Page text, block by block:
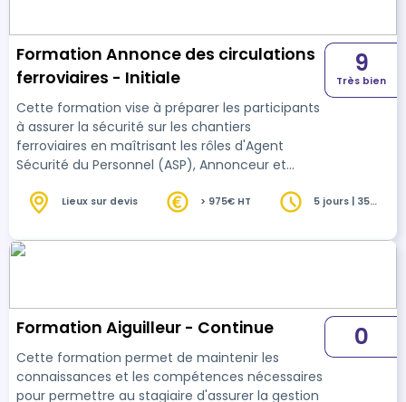
Formation Annonce des circulations
ferroviaires - Initiale
Cette formation vise à préparer les participants
à assurer la sécurité sur les chantiers
ferroviaires en maîtrisant les rôles d'Agent
Sécurité du Personnel (ASP), Annonceur et
circulation des trains et à l'électricité, ainsi qu'en
9
Très bien
Lieux sur devis > 975€ HT
5 jours | 35
Formation Aiguilleur - Continue
Cette formation permet de maintenir les
connaissances et les compétences nécessaires
pour permettre au stagiaire d'assurer la gestion
0